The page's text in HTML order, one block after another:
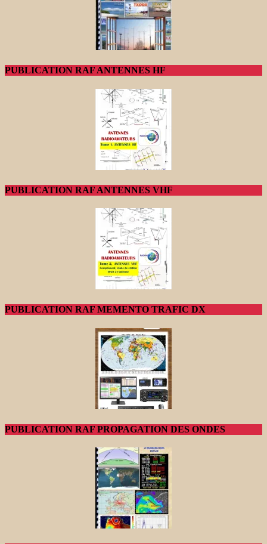
PUBLICATION RAF ANTENNES HF
PUBLICATION RAF ANTENNES VHF
PUBLICATION RAF MEMENTO TRAFIC DX
PUBLICATION RAF PROPAGATION DES ONDES